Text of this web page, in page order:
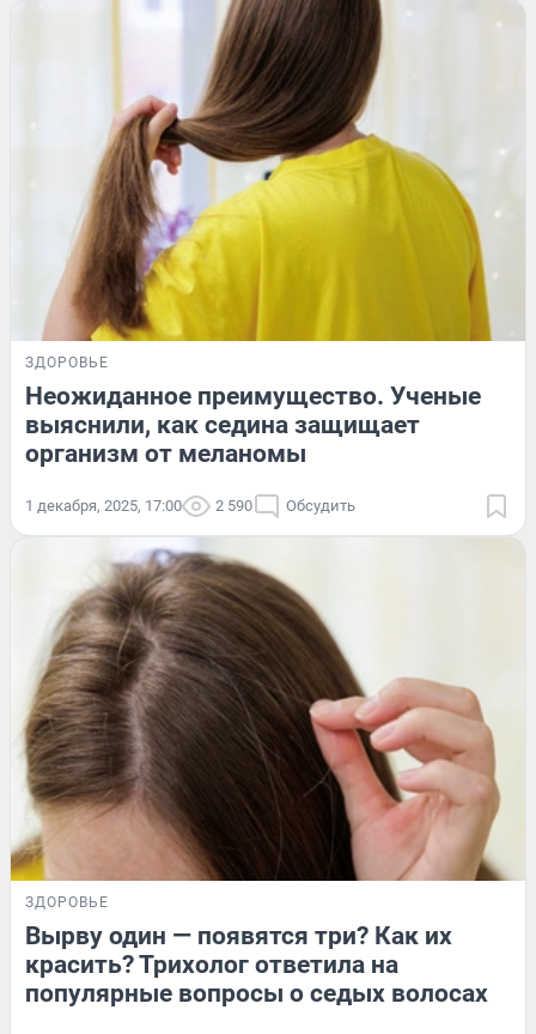
ЗДОРОВЬЕ
Неожиданное преимущество. Ученые
выяснили, как седина защищает
организм от меланомы
1 декабря, 2025, 17:00 2 590 Обсудить
ЗДОРОВЬЕ
Вырву один — появятся три? Как их
красить? Трихолог ответила на
популярные вопросы о седых волосах